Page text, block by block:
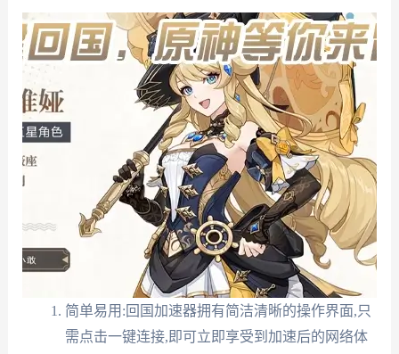
简单易用:回国加速器拥有简洁清晰的操作界面,只
需点击一键连接,即可立即享受到加速后的网络体